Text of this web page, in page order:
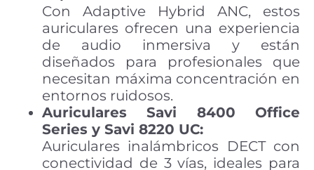
Con Adaptive Hybrid ANC, estos
auriculares ofrecen una experiencia
de audio inmersiva y están
diseñados para profesionales que
necesitan máxima concentración en
entornos ruidosos.
Auriculares Savi 8400 Office
Series y Savi 8220 UC:
Auriculares inalámbricos DECT con
conectividad de 3 vías, ideales para